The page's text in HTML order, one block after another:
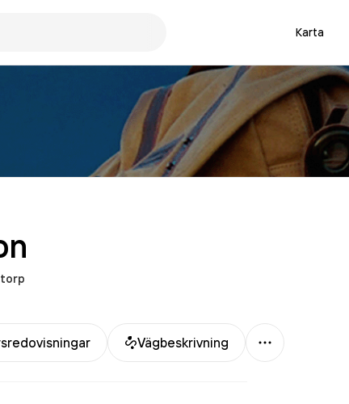
Karta
Vägbeskrivning
Mer